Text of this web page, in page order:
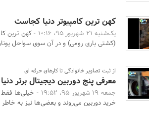
کهن ترین کامپیوتر دنیا کجاست
یک‌شنبه 21 شهریور 95، 10:16 -
(کشتی باری رومی) و در آن سوی سواحل
از ثبت تصاویر خانوادگی تا کارهای حرفه ای
معرفی پنج دوربین دیجیتال برتر دنیا
جمعه 19 شهریور 95، 19:52 -
خیلی‌ها فقط
خرید دوربین می‌روند و بعضی‌ها نیز به